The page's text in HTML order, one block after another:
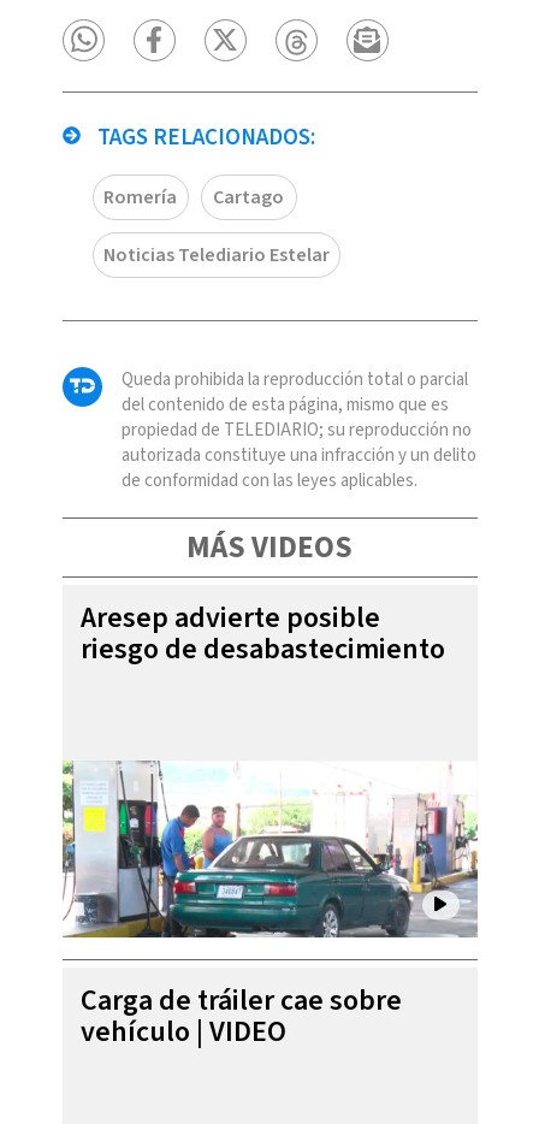
TAGS RELACIONADOS:
Romería Cartago
Noticias Telediario Estelar
Queda prohibida la reproducción total o parcial
del contenido de esta página, mismo que es
propiedad de TELEDIARIO; su reproducción no
autorizada constituye una infracción y un delito
de conformidad con las leyes aplicables.
MÁS VIDEOS
Aresep advierte posible
riesgo de desabastecimiento
Carga de tráiler cae sobre
vehículo | VIDEO